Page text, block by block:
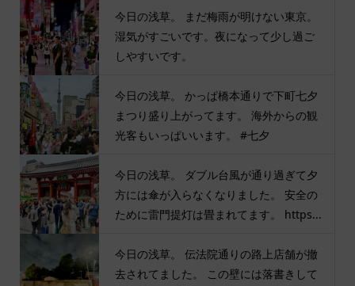
今日の浅草。 まだ梅雨が明けない東京。
湿気がすごいです。夜になって少し過ご
しやすいです。
今日の浅草。 かっぱ橋本通りで下町七夕
まつり盛り上がってます。 海外からの観
光客もいっぱいいます。 #七夕
今日の浅草。 ダブル台風が通り過ぎて夕
方には傘が入らなくなりました。 安全の
ために雷門提灯は畳まれてます。 https...
今日の浅草。 伝法院通りの路上店舗が撤
去されてました。 この壁には落書きして